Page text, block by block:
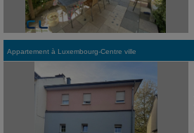
Appartement à Luxembourg-Centre ville